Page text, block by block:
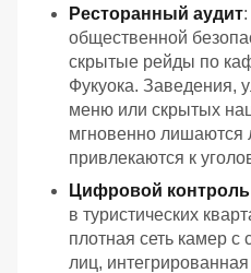
Ресторанный аудит
общественной
скрытые рейды по
Фукуока. Заведения,
меню или скрытых
мгновенно лишаются
привлекаются к
Цифровой
в туристических
плотная сеть камер с
лиц,